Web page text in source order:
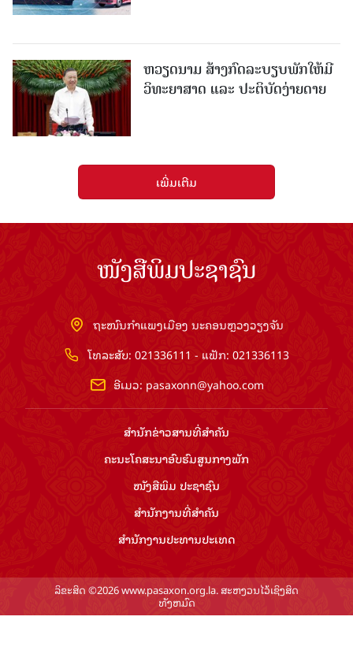
ຫວຽດນາມ ສ້າງກົດລະບຽບພັກໃຫ້ມີ
ວິທະຍາສາດ ແລະ ປະຕິບັດງ່າຍດາຍ
ເພີ່ມເຕີມ
ໜັງສືພິມປະຊາຊົນ
ຖະໜົນກຳແພງເມືອງ ນະຄອນຫຼວງວຽງຈັນ
ໂທລະສັບ: 021336111 - ແຟັກ: 021336113
ອີເມວ: pasaxonn@yahoo.com
ສຳ​ນັກ​ຂ່າວ​ສານ​ທີ່​ສຳ​ຄັນ​
ຄະນະໂຄສະນາອົບຮົມ​ສູນ​ກາງ​ພັກ
ໜັງສືພິມ ປະ​ຊາ​ຊົນ
ສຳ​ນັກ​ງານ​ທີ່​ສຳ​ຄັນ
ສຳ​ນັກ​ງານ​ປະ​ທານ​ປະ​ເທດ
ລິຂະສິດ ©2026 www.pasaxon.org.la. ສະຫງວນໄວ້ເຊິງສິດ
ທັງຫມົດ